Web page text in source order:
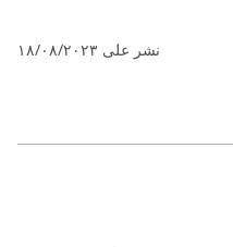
نشر على ١٨/٠٨/٢٠٢٣